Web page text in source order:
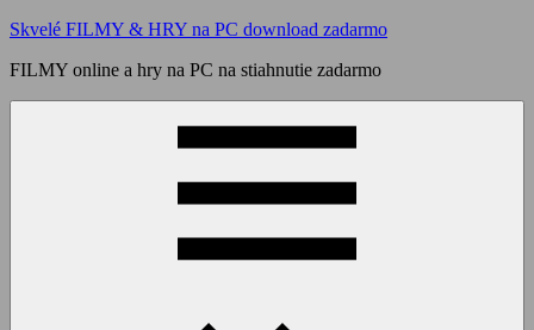
Skip
content
Skvelé FILMY & HRY na PC download zadarmo
FILMY online a hry na PC na stiahnutie zadarmo